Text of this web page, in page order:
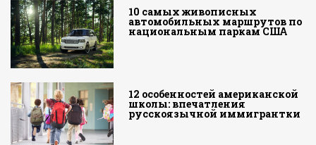
10 самых живописных
автомобильных маршрутов по
национальным паркам США
12 особенностей американской
школы: впечатления
русскоязычной иммигрантки